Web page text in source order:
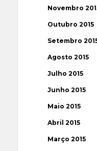
Novembro
Outubro 2015
Setembro
Agosto 2015
Julho 2015
Junho 2015
Maio 2015
Abril 2015
Março 2015